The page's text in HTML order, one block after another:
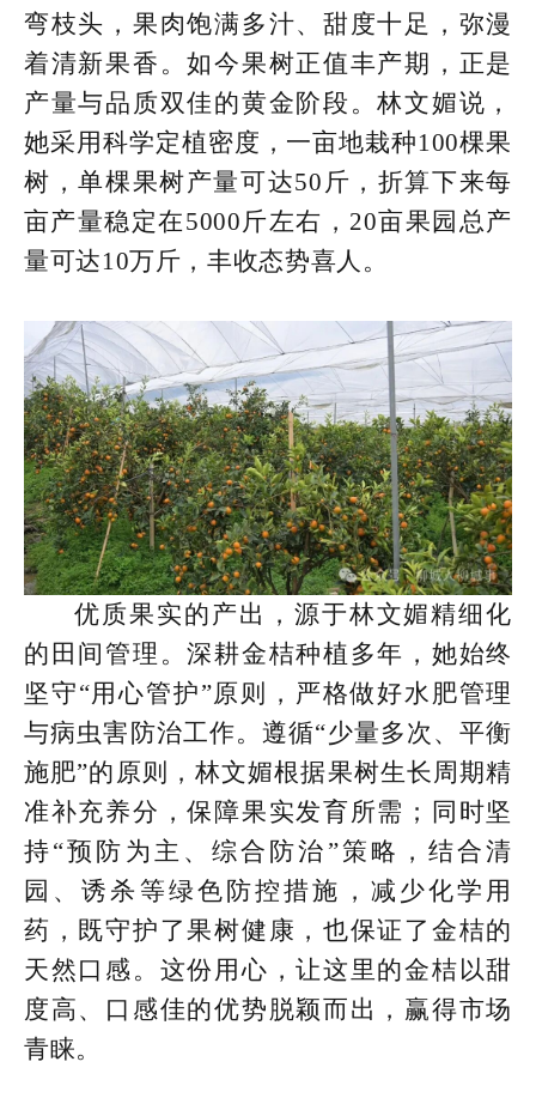
弯枝头，果肉饱满多汁、甜度十足，弥漫
着清新果香。如今果树正值丰产期，正是
产量与品质双佳的黄金阶段。林文媚说，
她采用科学定植密度，一亩地栽种100棵果
树，单棵果树产量可达50斤，折算下来每
亩产量稳定在5000斤左右，20亩果园总产
量可达10万斤，丰收态势喜人。
优质果实的产出，源于林文媚精细化
的田间管理。深耕金桔种植多年，她始终
坚守“用心管护”原则，严格做好水肥管理
与病虫害防治工作。遵循“少量多次、平衡
施肥”的原则，林文媚根据果树生长周期精
准补充养分，保障果实发育所需；同时坚
持“预防为主、综合防治”策略，结合清
园、诱杀等绿色防控措施，减少化学用
药，既守护了果树健康，也保证了金桔的
天然口感。这份用心，让这里的金桔以甜
度高、口感佳的优势脱颖而出，赢得市场
青睐。